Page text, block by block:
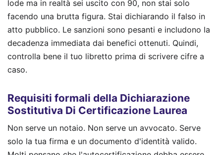
lode ma in realtà sei uscito con 90, non stai solo
facendo una brutta figura. Stai dichiarando il falso in
atto pubblico. Le sanzioni sono pesanti e includono la
decadenza immediata dai benefici ottenuti. Quindi,
controlla bene il tuo libretto prima di scrivere cifre a
caso.
Requisiti formali della Dichiarazione
Sostitutiva Di Certificazione Laurea
Non serve un notaio. Non serve un avvocato. Serve
solo la tua firma e un documento d'identità valido.